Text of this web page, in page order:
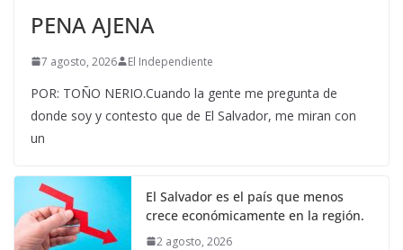
PENA AJENA
7 agosto, 2026 El Independiente
POR: TOÑO NERIO.Cuando la gente me pregunta de
donde soy y contesto que de El Salvador, me miran con
un
El Salvador es el país que menos
crece económicamente en la región.
2 agosto, 2026